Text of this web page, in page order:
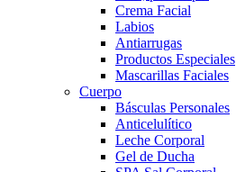
Crema Facial
Labios
Antiarrugas
Productos Especiales
Mascarillas Faciales
Cuerpo
Básculas Personales
Anticelulítico
Leche Corporal
Gel de Ducha